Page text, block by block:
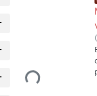
Loading...
(